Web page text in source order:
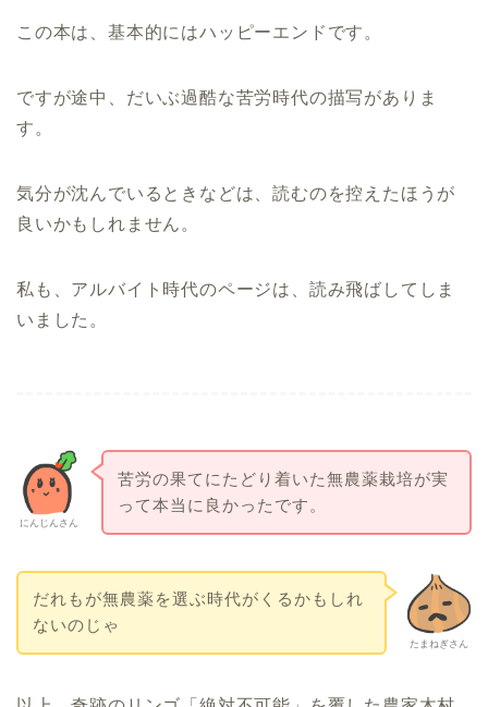
この本は、基本的にはハッピーエンドです。
ですが途中、だいぶ過酷な苦労時代の描写がありま
す。
気分が沈んでいるときなどは、読むのを控えたほうが
良いかもしれません。
私も、アルバイト時代のページは、読み飛ばしてしま
いました。
にんじんさん
苦労の果てにたどり着いた無農薬栽培が実
って本当に良かったです。
たまねぎさん
だれもが無農薬を選ぶ時代がくるかもしれ
ないのじゃ